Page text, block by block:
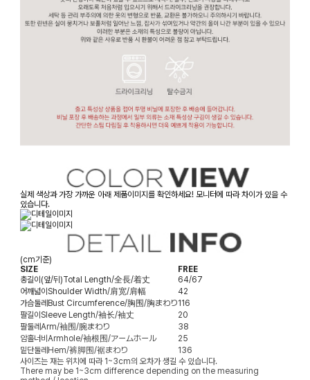
실제 색상과 가장 가까운 아래 제품이미지를 확인하세요! 모니터에 따라 차이가 있을 수
있습니다.
(cm기준)
SIZE
FREE
총길이(앞/뒤)Total Length/全長/着丈
64/67
어깨넓이 Shoulder Width/肩宽/肩幅
42
가슴둘레 Bust Circumference/胸围/胸まわり116
팔길이 Sleeve Length/袖长/袖丈
20
팔둘레 Arm/袖围/腕まわり
38
암홀너비 Armhole/袖根围/アームホール
25
밑단둘레 Hem/裤脚围/裾まわり
136
사이즈는 재는 위치에 따라 1~3cm의 오차가 생길 수 있습니다.
There may be 1~3cm difference depending on the measuring